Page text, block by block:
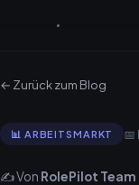
← Zurück zum Blog
📊 ARBEITSMARKT
✍️ Von RolePilot Team